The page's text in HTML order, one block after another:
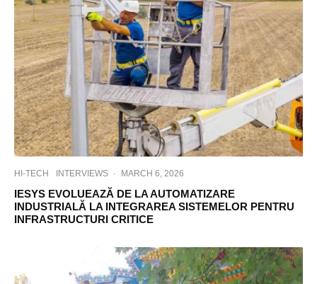
HI-TECH INTERVIEWS · MARCH 6, 2026
IESYS EVOLUEAZĂ DE LA AUTOMATIZARE
INDUSTRIALĂ LA INTEGRAREA SISTEMELOR PENTRU
INFRASTRUCTURI CRITICE